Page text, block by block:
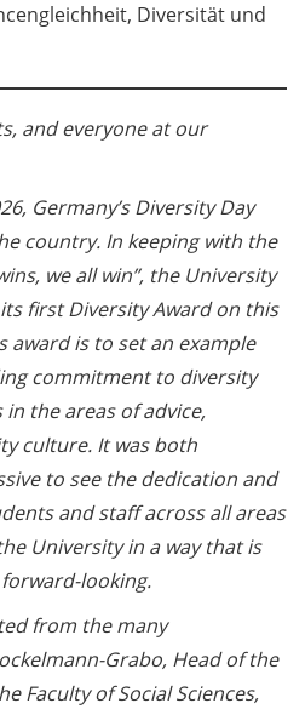
Diversität und
and everyone at our
Germany’s Diversity Day
country. In keeping with the
we all win”, the University
first Diversity Award on this
award is to set an example
commitment to diversity
the areas of advice,
culture. It was both
to see the dedication and
and staff across all areas
University in a way that is
looking.
from the many
Grabo, Head of the
Faculty of Social Sciences,